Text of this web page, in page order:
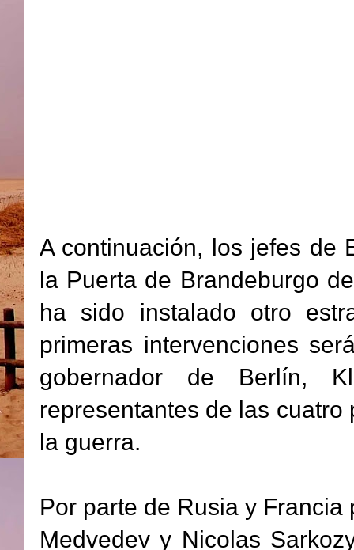
A continuación, los jefes de
la Puerta de Brandeburgo
ha sido instalado otro
primeras intervenciones
gobernador de Berlín,
representantes de las
la guerra.
Por parte de Rusia y
Medvedev y Nicolas